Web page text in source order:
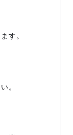
す。
。